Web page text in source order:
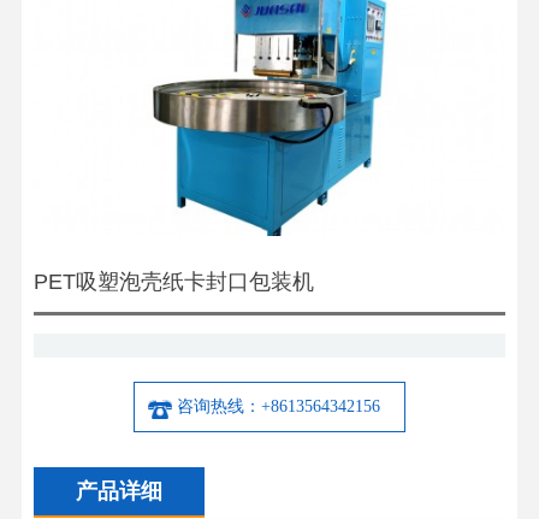
PET吸塑泡壳纸卡封口包装机
咨询热线：+8613564342156
产品详细